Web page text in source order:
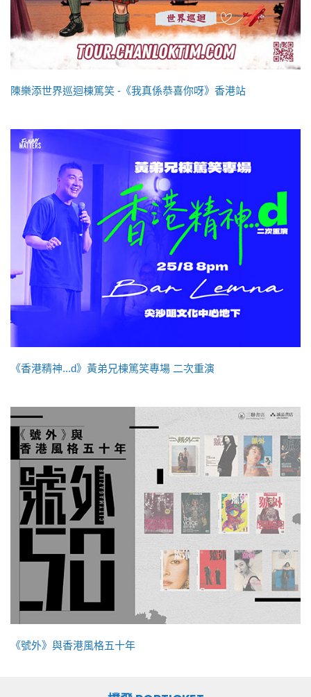
陳樂添世界巡迴棟篤笑 -《我真係恭喜你呀》香港站
《香港精神...d》黃弟兄棟篤笑專場 二次重演
《號外》與香港風格五十年